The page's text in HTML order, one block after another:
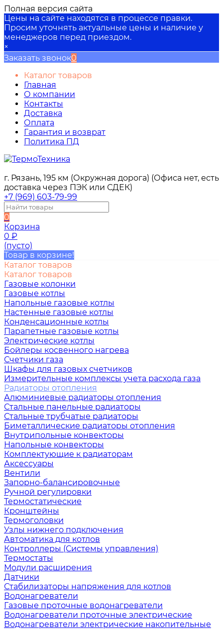
Полная версия сайта
Цены на сайте находятся в процессе правки.
Просим уточнять актуальные цены и наличие у
менеджеров перед приездом.
×
Заказать звонок0
Каталог товаров
Главная
О компании
Контакты
Доставка
Оплата
Гарантия и возврат
Политика ПД
г. Рязань, 195 км (Окружная дорога) (Офиса нет, есть
доставка через ПЭК или СДЕК)
+7 (969) 603-79-99
0
Корзина
0 ₽
(пусто)
Товар в корзине!
Каталог товаров
Каталог товаров
Газовые колонки
Газовые котлы
Напольные газовые котлы
Настенные газовые котлы
Конденсационные котлы
Парапетные газовые котлы
Электрические котлы
Бойлеры косвенного нагрева
Счетчики газа
Шкафы для газовых счетчиков
Измерительные комплексы учета расхода газа
Радиаторы отопления
Алюминиевые радиаторы отопления
Стальные панельные радиаторы
Стальные трубчатые радиаторы
Биметаллические радиаторы отопления
Внутрипольные конвекторы
Напольные конвекторы
Комплектующие к радиаторам
Аксессуары
Вентили
Запорно-балансировочные
Ручной регулировки
Термостатические
Кронштейны
Термоголовки
Узлы нижнего подключения
Автоматика для котлов
Контроллеры (Системы управления)
Термостаты
Модули расширения
Датчики
Стабилизаторы напряжения для котлов
Водонагреватели
Газовые проточные водонагреватели
Водонагреватели проточные электрические
Водонагреватели электрические накопительные